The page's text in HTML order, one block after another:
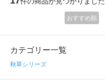
おすすめ順
カテゴリー一覧
秋草シリーズ